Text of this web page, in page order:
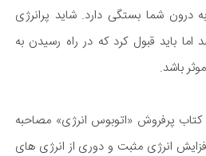
درون شما بستگی دارد. شاید پرانرژی
باید قبول کرد که در راه رسیدن به
باشد.
کتاب پرفروش «اتوبوس انرژی» مصاحبه
روش برای افزایش انرژی مثبت و دوری از انرژی های